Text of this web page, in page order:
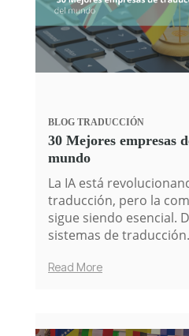
BLOG TRADUCCIÓN
30 Mejores empresas
mundo
La IA está
traducción, pero la
sigue siendo esencial.
sistemas de
Read More